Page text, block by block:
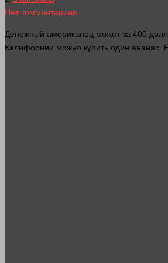
Нет комментариев
Денежный американец может за 400
Калифорнии можно купить один ананас.